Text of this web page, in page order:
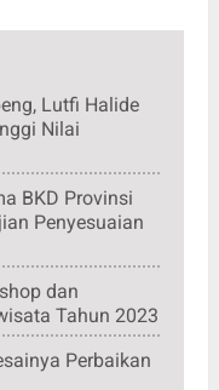
Lutfi Halide
Nilai
BKD Provinsi
Penyesuaian
dan
Tahun 2023
Perbaikan